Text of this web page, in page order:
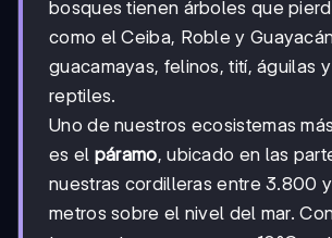
bosques tienen árboles que
como el Ceiba, Roble y
guacamayas, felinos, tití, águilas
reptiles.
Uno de nuestros ecosistemas
es el páramo, ubicado en las
nuestras cordilleras entre 3.800
metros sobre el nivel del mar.